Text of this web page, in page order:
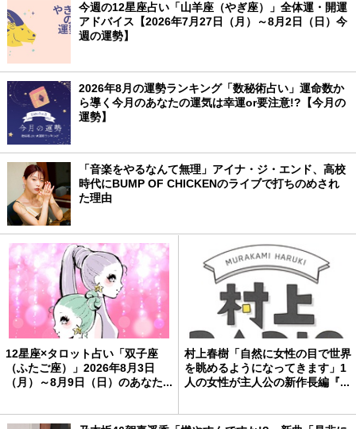
今週の12星座占い「山羊座（やぎ座）」全体運・開運
アドバイス【2026年7月27日（月）～8月2日（日）今
週の運勢】
2026年8月の運勢ランキング「数秘術占い」運命数か
ら導く今月のあなたの運気は幸運or要注意!?【今月の
運勢】
「音楽をやるなんて無理」アイナ・ジ・エンド、高校
時代にBUMP OF CHICKENのライブで打ちのめされ
た理由
12星座×タロット占い「双子座
（ふたご座）」2026年8月3日
（月）～8月9日（日）のあなた...
村上春樹「自然に女性の目で世界
を眺めるようになってきます」1
人の女性が主人公の新作長編『...